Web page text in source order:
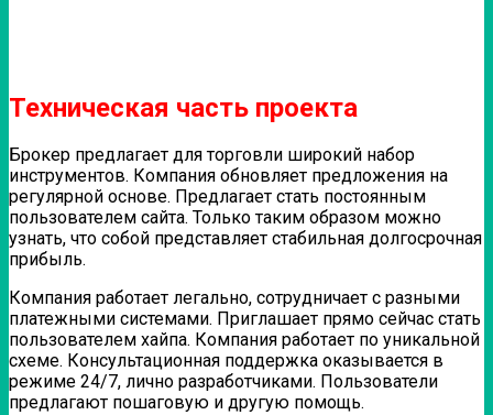
Техническая часть проекта
Брокер предлагает для торговли широкий набор
инструментов. Компания обновляет предложения на
регулярной основе. Предлагает стать постоянным
пользователем сайта. Только таким образом можно
узнать, что собой представляет стабильная долгосрочная
прибыль.
Компания работает легально, сотрудничает с разными
платежными системами. Приглашает прямо сейчас стать
пользователем хайпа. Компания работает по уникальной
схеме. Консультационная поддержка оказывается в
режиме 24/7, лично разработчиками. Пользователи
предлагают пошаговую и другую помощь.